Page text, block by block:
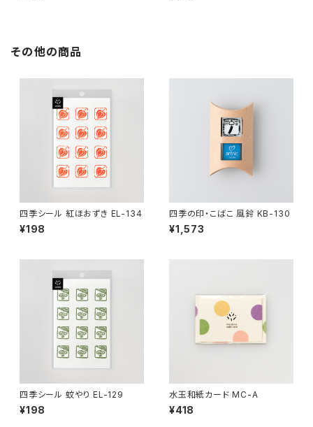
その他の商品
四季シール 紅ほおずき EL-134
¥198
四季の印・こばこ 風鈴 KB-130
¥1,573
四季シール 蚊やり EL-129
¥198
水玉和紙カード MC-A
¥418